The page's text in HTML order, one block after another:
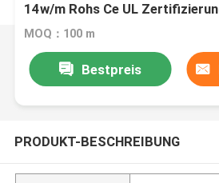
14w/m Rohs Ce UL
MOQ：100 m
Bestpreis
PRODUKT-BESCHREIBUNG